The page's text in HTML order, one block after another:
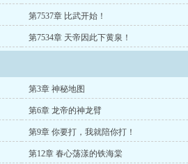
第7537章 比武开始！
第7534章 天帝因此下黄泉！
第3章 神秘地图
第6章 龙帝的神龙臂
第9章 你要打，我就陪你打！
第12章 春心荡漾的铁海棠